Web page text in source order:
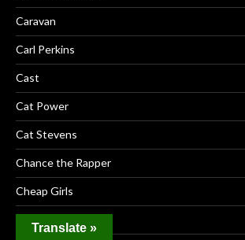
Caravan
Carl Perkins
Cast
Cat Power
Cat Stevens
Chance the Rapper
Cheap Girls
Chevelle
Translate »